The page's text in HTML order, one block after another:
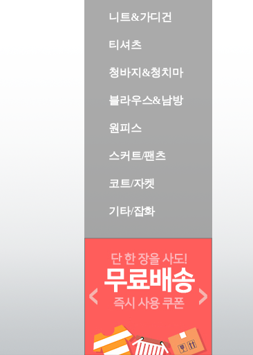
니트&가디건
티셔츠
청바지&청치마
블라우스&남방
원피스
스커트/팬츠
코트/자켓
기타/잡화